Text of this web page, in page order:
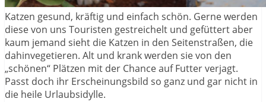
Katzen gesund, kräftig und einfach schön. Gerne werden
diese von uns Touristen gestreichelt und gefüttert aber
kaum jemand sieht die Katzen in den Seitenstraßen, die
dahinvegetieren. Alt und krank werden sie von den
„schönen“ Plätzen mit der Chance auf Futter verjagt.
Passt doch ihr Erscheinungsbild so ganz und gar nicht in
die heile Urlaubsidylle.